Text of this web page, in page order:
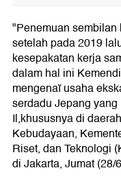
"Penemuan
setelah pada 2019
kesepakatan kerja
dalam hal ini
mengenaï usaha
serdadu Jepang
Il,khususnya di
Kebudayaan,
Riset, dan Teknologi
di Jakarta, Jumat (28/